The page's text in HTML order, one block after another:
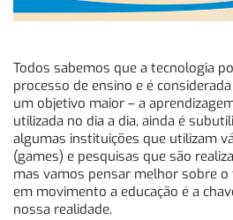
Todos sabemos que a tecnologia
processo de ensino e é
um objetivo maior – a
utilizada no dia a dia, ainda é
algumas instituições que utilizam
(games) e pesquisas que são
mas vamos pensar melhor sobre
em movimento a educação é a
nossa realidade.